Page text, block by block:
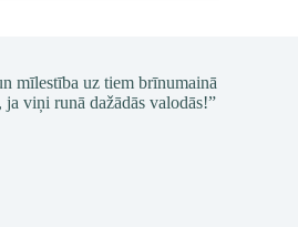
mīlestība uz tiem brīnumainā
viņi runā dažādās valodās!”